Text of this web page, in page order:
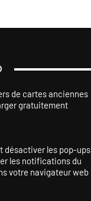
de cartes anciennes
gratuitement
désactiver les pop-ups
les notifications du
votre navigateur web